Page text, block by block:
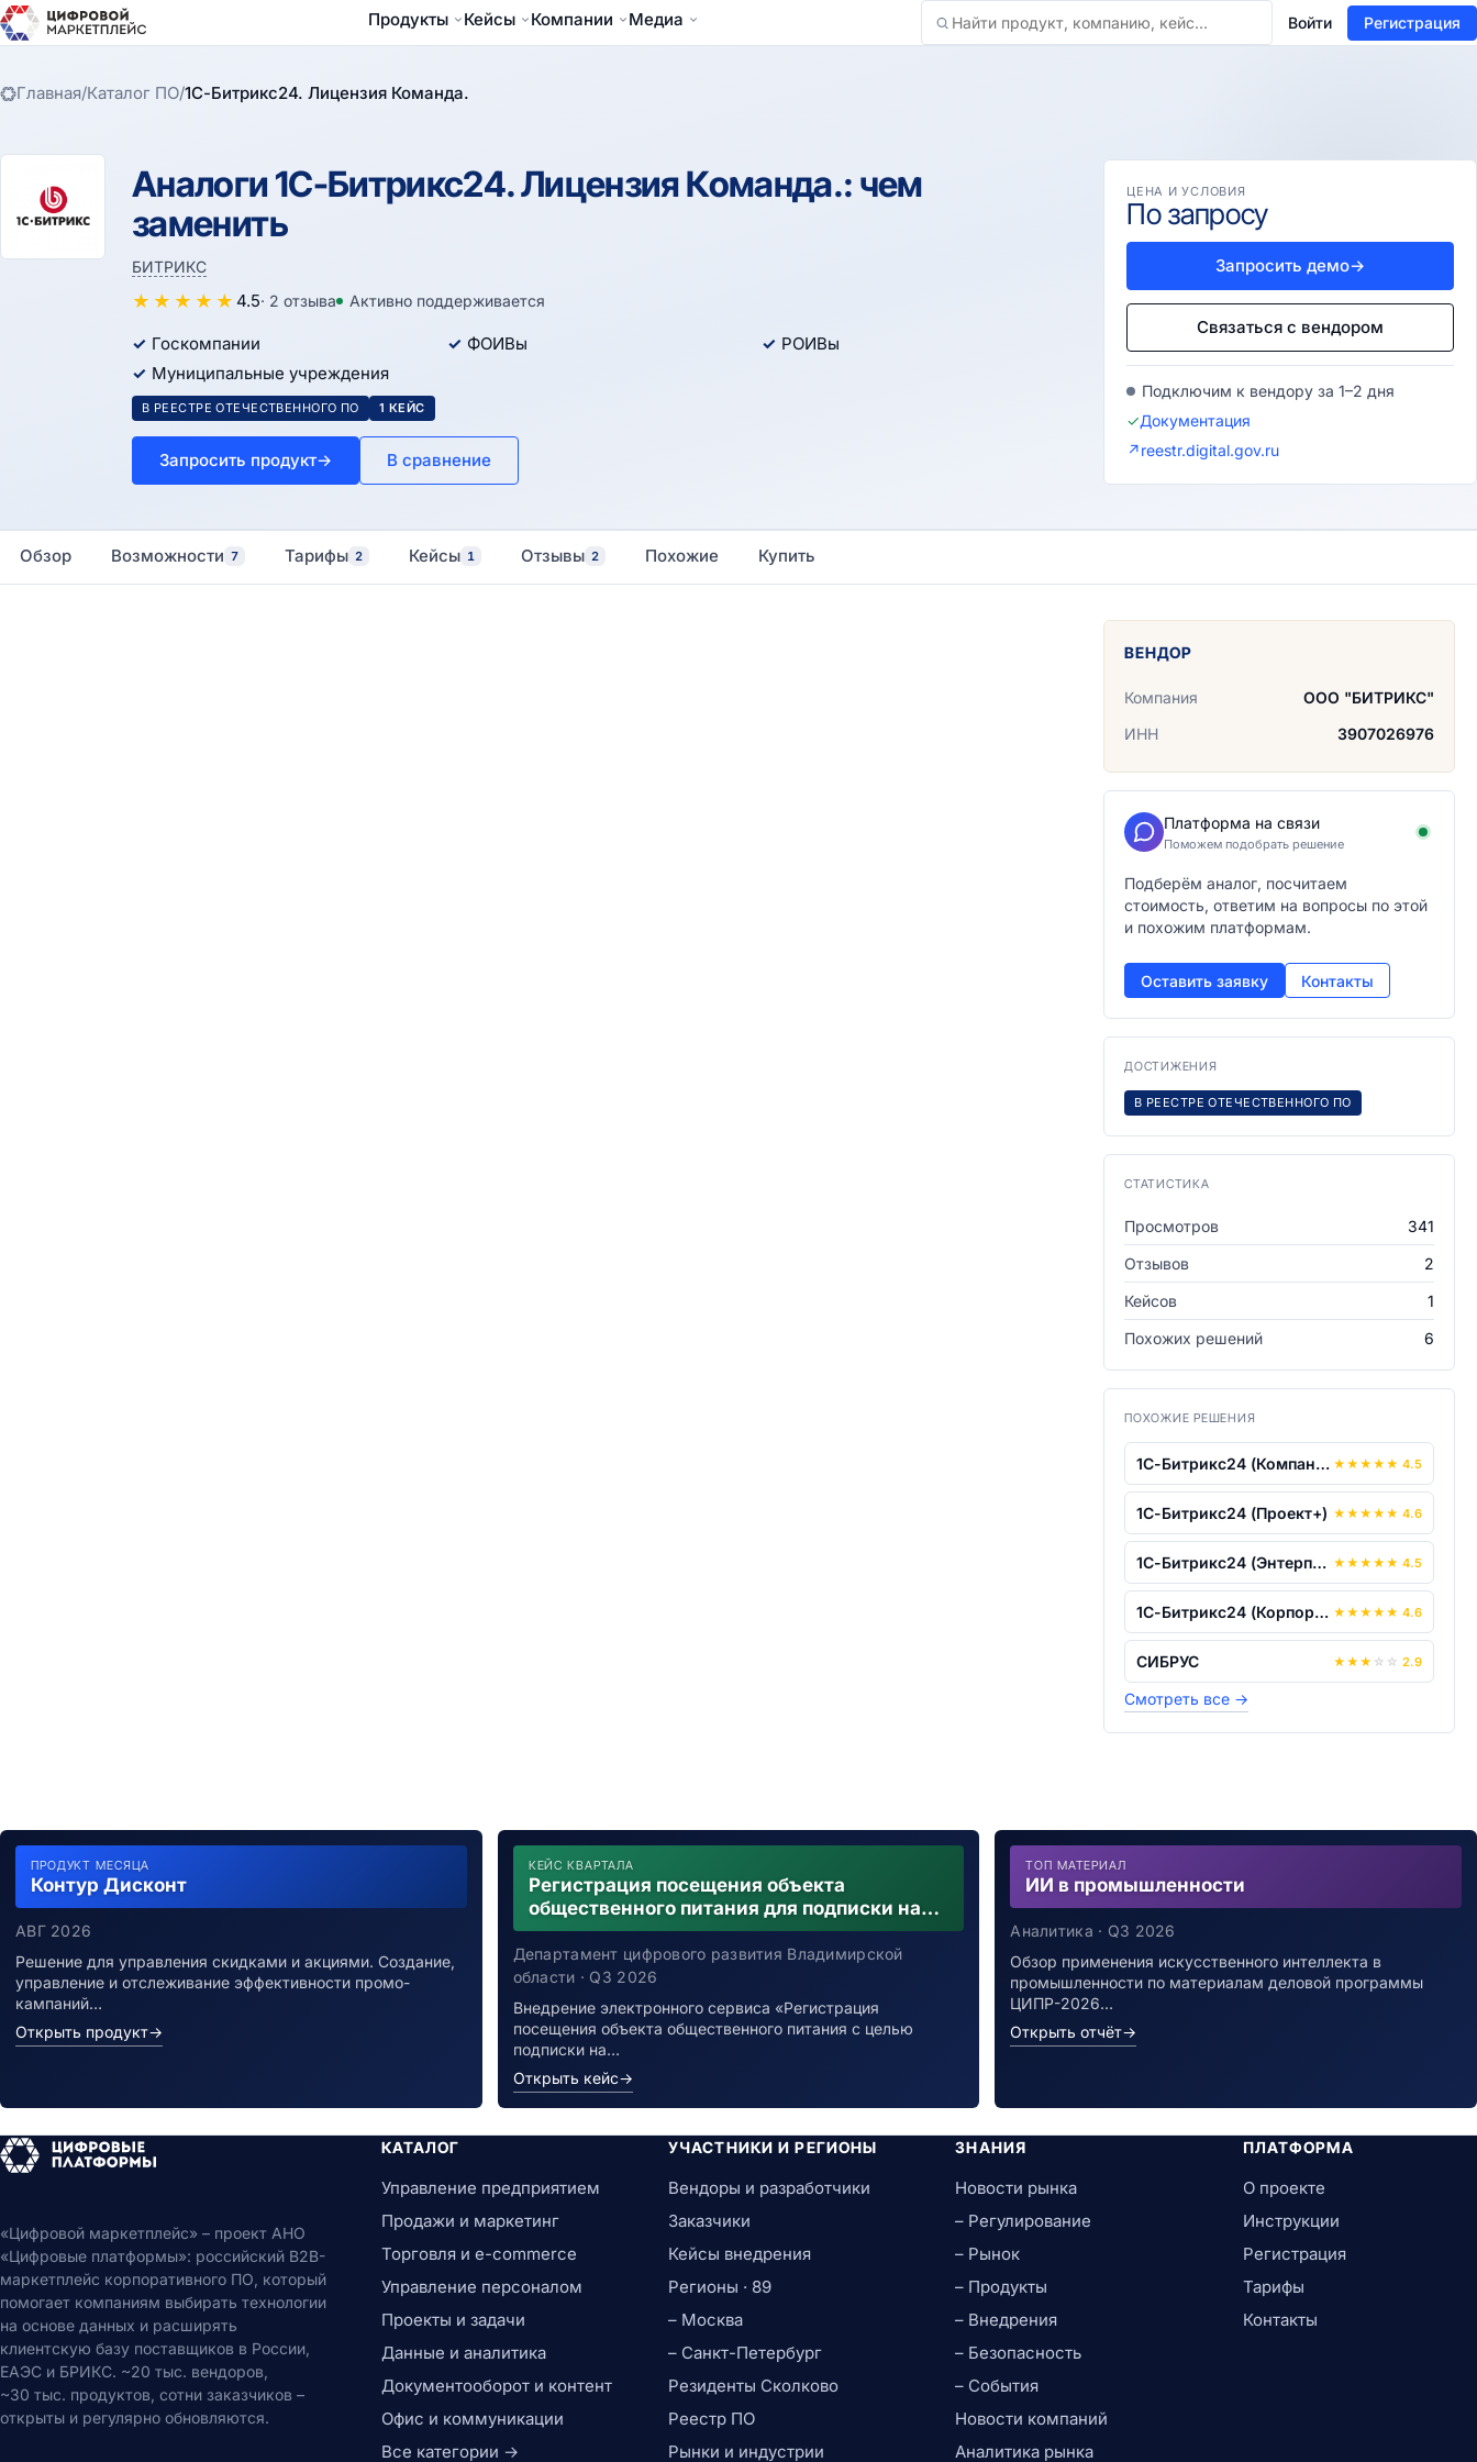
Продукты Кейсы Компании Медиа
Найти Войти Регистрация
Главная/Каталог ПО/1С-Битрикс24. Лицензия Команда.
Аналоги 1С-Битрикс24. Лицензия Команда.: чем
заменить
БИТРИКС
★ ★ ★ ★ ★ 4.5· 2 отзыва Активно поддерживается
Госкомпании ФОИВы
РОИВы
Муниципальные учреждения
В РЕЕСТРЕ ОТЕЧЕСТВЕННОГО ПО 1 КЕЙС
Запросить продукт→ В сравнение
ЦЕНА И УСЛОВИЯ
По запросу
Запросить демо→
Связаться с вендором
Подключим к вендору за 1–2 дня
✓Документация
↗reestr.digital.gov.ru
Обзор Возможности 7 Тарифы 2 Кейсы 1 Отзывы 2 Похожие Купить
ВЕНДОР
Компания
ООО "БИТРИКС"
ИНН
3907026976
Платформа на связи
Поможем подобрать решение
Подберём аналог, посчитаем
стоимость, ответим на вопросы по этой
и похожим платформам.
Оставить заявку Контакты
ДОСТИЖЕНИЯ
В РЕЕСТРЕ ОТЕЧЕСТВЕННОГО ПО
СТАТИСТИКА
Просмотров
341
Отзывов
2
Кейсов
1
Похожих решений
6
ПОХОЖИЕ РЕШЕНИЯ
1С-Битрикс24 (Компания) ★ ★ ★ ★ ★ 4.5
1С-Битрикс24 (Проект+) ★ ★ ★ ★ ★ 4.6
1С-Битрикс24 (Энтерпрайз) ★ ★ ★ ★ ★ 4.5
1С-Битрикс24 (Корпоративный портал) ★ ★ ★ ★ ★ 4.6
СИБРУС ★ ★ ★ ☆ ☆ 2.9
Смотреть все →
ПРОДУКТ МЕСЯЦА
Контур Дисконт
АВГ 2026
Решение для управления скидками и акциями. Создание,
управление и отслеживание эффективности промо-
кампаний…
Открыть продукт→
КЕЙС КВАРТАЛА
Регистрация посещения объекта
общественного питания для подписки на
уведомления о возможном контакте с
заболевшим новой коронавирусной
инфекцией
Департамент цифрового развития Владимирской
области · Q3 2026
Внедрение электронного сервиса «Регистрация
посещения объекта общественного питания с целью
подписки на…
Открыть кейс→
ТОП МАТЕРИАЛ
ИИ в промышленности
Аналитика · Q3 2026
Обзор применения искусственного интеллекта в
промышленности по материалам деловой программы
ЦИПР-2026…
Открыть отчёт→
«Цифровой маркетплейс» – проект АНО
«Цифровые платформы»: российский B2B-
маркетплейс корпоративного ПО, который
помогает компаниям выбирать технологии
на основе данных и расширять
клиентскую базу поставщиков в России,
ЕАЭС и БРИКС. ~20 тыс. вендоров,
~30 тыс. продуктов, сотни заказчиков –
открыты и регулярно обновляются.
КАТАЛОГ
Управление предприятием
Продажи и маркетинг
Торговля и e-commerce
Управление персоналом
Проекты и задачи
Данные и аналитика
Документооборот и контент
Офис и коммуникации
Все категории →
УЧАСТНИКИ И РЕГИОНЫ
Вендоры и разработчики
Заказчики
Кейсы внедрения
Регионы · 89
– Москва
– Санкт-Петербург
Резиденты Сколково
Реестр ПО
Рынки и индустрии
ЗНАНИЯ
Новости рынка
– Регулирование
– Рынок
– Продукты
– Внедрения
– Безопасность
– События
Новости компаний
Аналитика рынка
ПЛАТФОРМА
О проекте
Инструкции
Регистрация
Тарифы
Контакты